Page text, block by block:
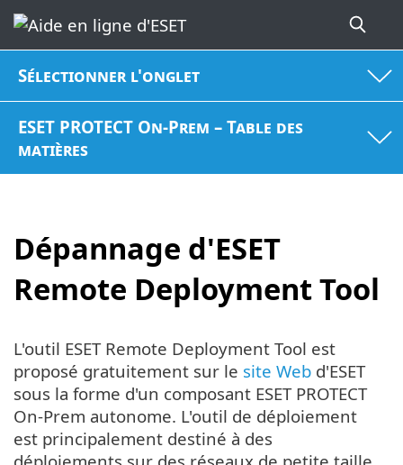
Sélectionner l'onglet
ESET PROTECT On-Prem – Table des
matières
Dépannage d'ESET
Remote Deployment Tool
L'outil ESET Remote Deployment Tool est
proposé gratuitement sur le site Web d'ESET
sous la forme d'un composant ESET PROTECT
On-Prem autonome. L'outil de déploiement
est principalement destiné à des